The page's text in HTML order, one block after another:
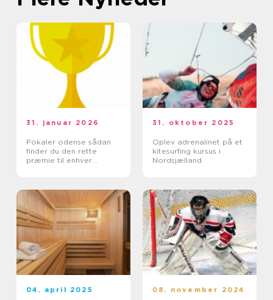
31. januar 2026
Pokaler odense sådan
finder du den rette
præmie til enhver
31. oktober 2025
Oplev adrenalinet på et
kitesurfing kursus i
Nordsjælland
04. april 2025 08. november 2024